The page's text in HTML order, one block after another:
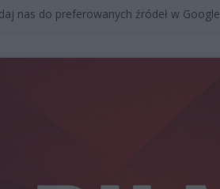
nas do preferowanych źródeł w Google